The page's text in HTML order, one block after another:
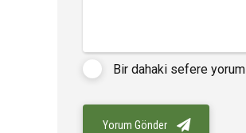
Bir dahaki sefere
Yorum Gönder